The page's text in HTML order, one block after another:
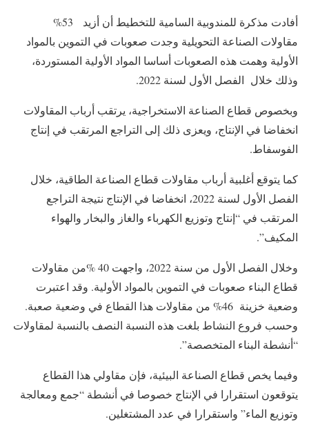
أفادت مذكرة للمندوبية السامية للتخطيط أن أزيد 53%
مقاولات الصناعة التحويلية وجدت صعوبات في التموين بالمواد
الأولية وهمت هذه الصعوبات أساسا المواد الأولية المستوردة،
وذلك خلال الفصل الأول لسنة 2022.
وبخصوص قطاع الصناعة الاستخراجية، يرتقب أرباب المقاولات
انخفاضا في الإنتاج، ويعزى ذلك إلى التراجع المرتقب في إنتاج
الفوسفاط.
كما يتوقع أغلبية أرباب مقاولات قطاع الصناعة الطاقية، خلال
الفصل الأول لسنة 2022، انخفاضا في الإنتاج نتيجة التراجع
المرتقب في “إنتاج وتوزيع الكهرباء والغاز والبخار والهواء
المكيف”.
وخلال الفصل الأول من سنة 2022، واجهت 40 %من مقاولات
قطاع البناء صعوبات في التموين بالمواد الأولية. وقد اعتبرت
وضعية خزينة 46% من مقاولات هذا القطاع في وضعية صعبة.
وحسب فروع النشاط بلغت هذه النسبة النصف بالنسبة لمقاولات
“أنشطة البناء المتخصصة”.
وفيما يخص قطاع الصناعة البيئية، فإن مقاولي هذا القطاع
يتوقعون استقرارا في الإنتاج خصوصا في أنشطة “جمع ومعالجة
وتوزيع الماء” واستقرارا في عدد المشتغلين.